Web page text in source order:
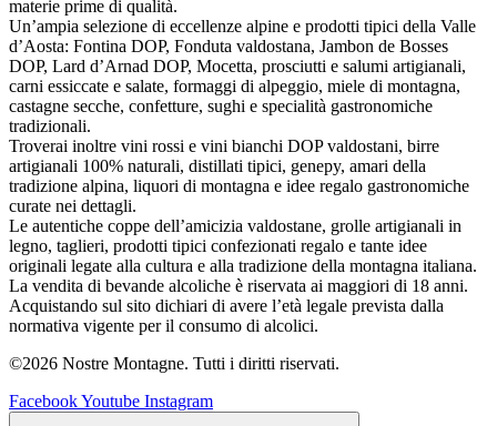
materie prime di qualità.
Un’ampia selezione di eccellenze alpine e prodotti tipici della Valle
d’Aosta: Fontina DOP, Fonduta valdostana, Jambon de Bosses
DOP, Lard d’Arnad DOP, Mocetta, prosciutti e salumi artigianali,
carni essiccate e salate, formaggi di alpeggio, miele di montagna,
castagne secche, confetture, sughi e specialità gastronomiche
tradizionali.
Troverai inoltre vini rossi e vini bianchi DOP valdostani, birre
artigianali 100% naturali, distillati tipici, genepy, amari della
tradizione alpina, liquori di montagna e idee regalo gastronomiche
curate nei dettagli.
Le autentiche coppe dell’amicizia valdostane, grolle artigianali in
legno, taglieri, prodotti tipici confezionati regalo e tante idee
originali legate alla cultura e alla tradizione della montagna italiana.
La vendita di bevande alcoliche è riservata ai maggiori di 18 anni.
Acquistando sul sito dichiari di avere l’età legale prevista dalla
normativa vigente per il consumo di alcolici.
©2026 Nostre Montagne. Tutti i diritti riservati.
FacebookYoutube Instagram